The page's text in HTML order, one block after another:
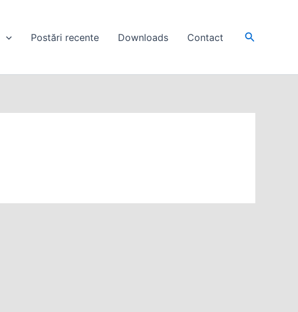
Postări recente Downloads Contact Search